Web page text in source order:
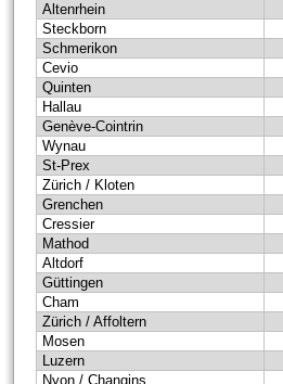
Altenrhein
Steckborn
Schmerikon
Cevio
Quinten
Hallau
Genève-Cointrin
Wynau
St-Prex
Zürich / Kloten
Grenchen
Cressier
Mathod
Altdorf
Güttingen
Cham
Zürich / Affoltern
Mosen
Luzern
Nyon / Changins